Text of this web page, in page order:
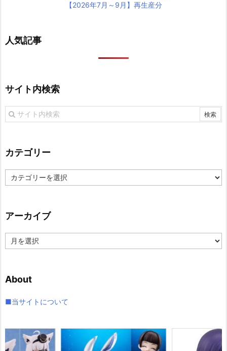
【2026年7月～9月】再生産分
人気記事
サイト内検索
カテゴリー
テ
ー
アーカイブ
ー
ブ
About
■当サイトについて